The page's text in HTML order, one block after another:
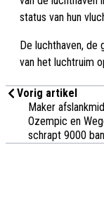
status van hun
De luchthaven,
van het luchtruim
Vorig artikel
Maker
Ozempic en
schrapt 9000